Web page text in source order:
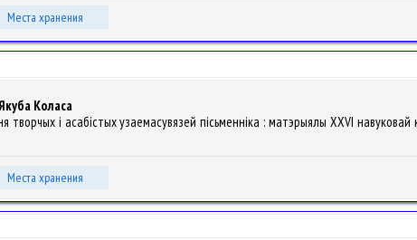
Места хранения
Коласа
творчых і асабістых узаемасувязей пісьменніка : матэрыялы XXVI
Места хранения